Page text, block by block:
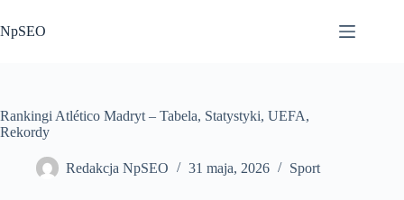
do
treści
NpSEO
Rankingi Atlético Madryt – Tabela, Statystyki, UEFA,
Rekordy
Redakcja NpSEO 31 maja, 2026 Sport